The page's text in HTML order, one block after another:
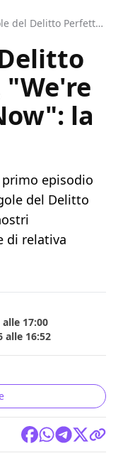
Le Regole del Delitto Perfetto 3x01, "We're Good People Now": la recensione
la
episodio
del Delitto
di relativa
17:00
alle 16:52